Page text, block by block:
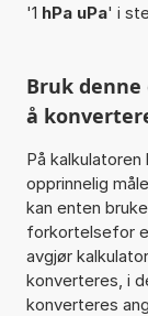
'1 hPa uPa' i
Bruk
å
På
opprinnelig
kan enten
forkortelsefor
avgjør
konverteres, i
konverteres